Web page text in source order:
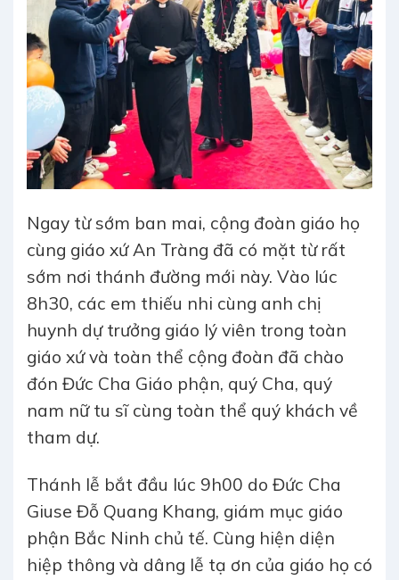
Ngay từ sớm ban mai, cộng đoàn giáo họ
cùng giáo xứ An Tràng đã có mặt từ rất
sớm nơi thánh đường mới này. Vào lúc
8h30, các em thiếu nhi cùng anh chị
huynh dự trưởng giáo lý viên trong toàn
giáo xứ và toàn thể cộng đoàn đã chào
đón Đức Cha Giáo phận, quý Cha, quý
nam nữ tu sĩ cùng toàn thể quý khách về
tham dự.
Thánh lễ bắt đầu lúc 9h00 do Đức Cha
Giuse Đỗ Quang Khang, giám mục giáo
phận Bắc Ninh chủ tế. Cùng hiện diện
hiệp thông và dâng lễ tạ ơn của giáo họ có